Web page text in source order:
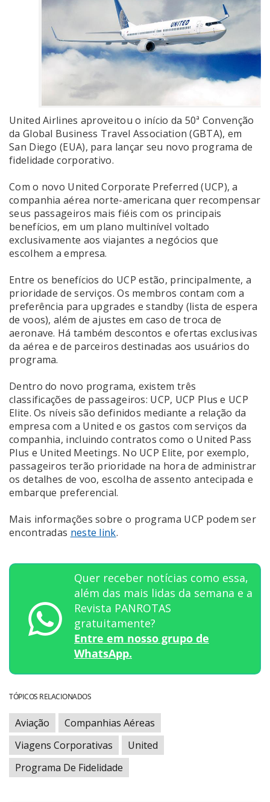
United Airlines aproveitou o início da 50ª Convenção
da Global Business Travel Association (GBTA), em
San Diego (EUA), para lançar seu novo programa de
fidelidade corporativo.
Com o novo United Corporate Preferred (UCP), a
companhia aérea norte-americana quer recompensar
seus passageiros mais fiéis com os principais
benefícios, em um plano multinível voltado
exclusivamente aos viajantes a negócios que
escolhem a empresa.
Entre os benefícios do UCP estão, principalmente, a
prioridade de serviços. Os membros contam com a
preferência para upgrades e standby (lista de espera
de voos), além de ajustes em caso de troca de
aeronave. Há também descontos e ofertas exclusivas
da aérea e de parceiros destinadas aos usuários do
programa.
Dentro do novo programa, existem três
classificações de passageiros: UCP, UCP Plus e UCP
Elite. Os níveis são definidos mediante a relação da
empresa com a United e os gastos com serviços da
companhia, incluindo contratos como o United Pass
Plus e United Meetings. No UCP Elite, por exemplo,
passageiros terão prioridade na hora de administrar
os detalhes de voo, escolha de assento antecipada e
embarque preferencial.
Mais informações sobre o programa UCP podem ser
encontradas neste link.
Quer receber notícias como essa,
além das mais lidas da semana e a
Revista PANROTAS
gratuitamente?
Entre em nosso grupo de
WhatsApp.
TÓPICOS RELACIONADOS
Aviação
Companhias Aéreas
Viagens Corporativas
United
Programa De Fidelidade